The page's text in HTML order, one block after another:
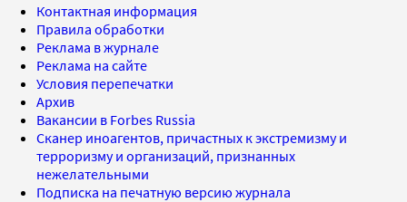
Контактная информация
Правила обработки
Реклама в журнале
Реклама на сайте
Условия перепечатки
Архив
Вакансии в Forbes Russia
Сканер иноагентов, причастных к экстремизму и
терроризму и организаций, признанных
нежелательными
Подписка на печатную версию журнала